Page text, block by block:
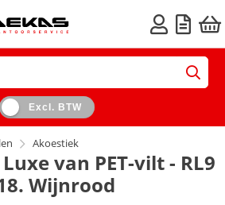
Excl. BTW
Akoestiek
van PET-vilt - RL9
Wijnrood